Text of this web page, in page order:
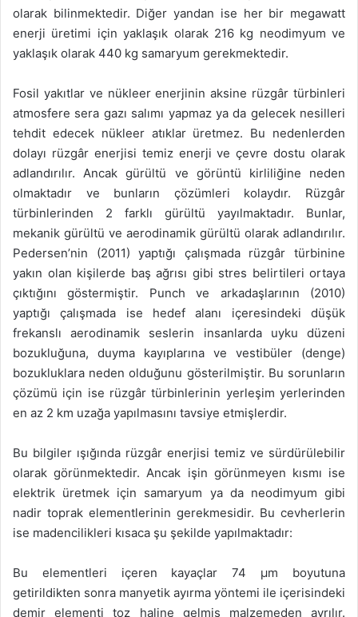
olarak bilinmektedir. Diğer yandan ise her bir megawatt
enerji üretimi için yaklaşık olarak 216 kg neodimyum ve
yaklaşık olarak 440 kg samaryum gerekmektedir.
Fosil yakıtlar ve nükleer enerjinin aksine rüzgâr türbinleri
atmosfere sera gazı salımı yapmaz ya da gelecek nesilleri
tehdit edecek nükleer atıklar üretmez. Bu nedenlerden
dolayı rüzgâr enerjisi temiz enerji ve çevre dostu olarak
adlandırılır. Ancak gürültü ve görüntü kirliliğine neden
olmaktadır ve bunların çözümleri kolaydır. Rüzgâr
türbinlerinden 2 farklı gürültü yayılmaktadır. Bunlar,
mekanik gürültü ve aerodinamik gürültü olarak adlandırılır.
Pedersen’nin (2011) yaptığı çalışmada rüzgâr türbinine
yakın olan kişilerde baş ağrısı gibi stres belirtileri ortaya
çıktığını göstermiştir. Punch ve arkadaşlarının (2010)
yaptığı çalışmada ise hedef alanı içeresindeki düşük
frekanslı aerodinamik seslerin insanlarda uyku düzeni
bozukluğuna, duyma kayıplarına ve vestibüler (denge)
bozukluklara neden olduğunu gösterilmiştir. Bu sorunların
çözümü için ise rüzgâr türbinlerinin yerleşim yerlerinden
en az 2 km uzağa yapılmasını tavsiye etmişlerdir.
Bu bilgiler ışığında rüzgâr enerjisi temiz ve sürdürülebilir
olarak görünmektedir. Ancak işin görünmeyen kısmı ise
elektrik üretmek için samaryum ya da neodimyum gibi
nadir toprak elementlerinin gerekmesidir. Bu cevherlerin
ise madencilikleri kısaca şu şekilde yapılmaktadır:
Bu elementleri içeren kayaçlar 74 μm boyutuna
getirildikten sonra manyetik ayırma yöntemi ile içerisindeki
demir elementi toz haline gelmiş malzemeden ayrılır.